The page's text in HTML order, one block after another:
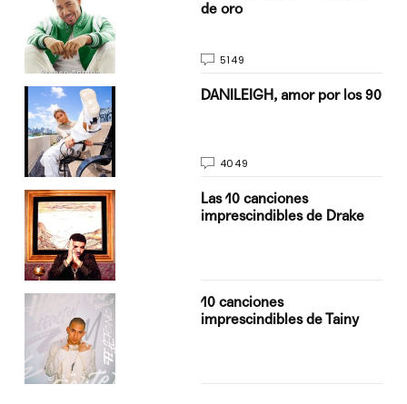
de oro
5149
DANILEIGH, amor por los 90
4049
Las 10 canciones
imprescindibles de Drake
10 canciones
imprescindibles de Tainy